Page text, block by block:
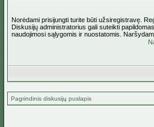
Norėdami prisijungti turite būti užsiregistravę.
Diskusijų administratorius gali suteikti
naudojimosi sąlygomis ir nuostatomis.
Pagrindinis diskusijų puslapis